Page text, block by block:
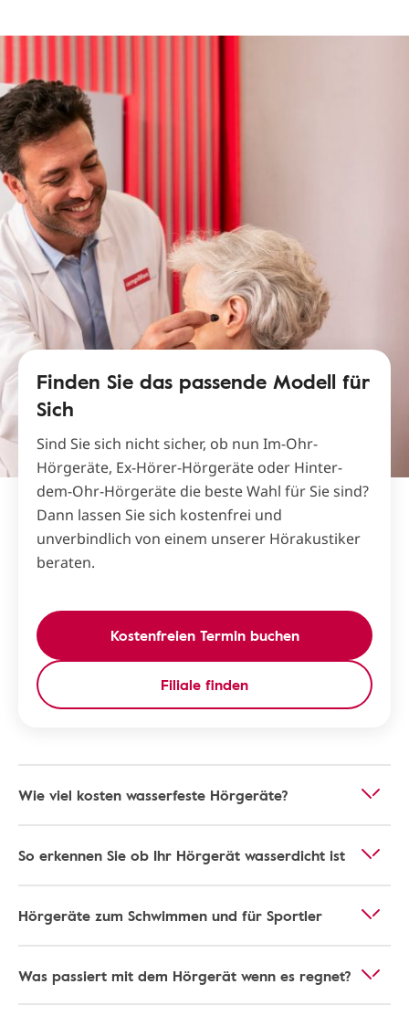
Finden Sie das passende Modell für
Sich
Sind Sie sich nicht sicher, ob nun Im-Ohr-
Hörgeräte, Ex-Hörer-Hörgeräte oder Hinter-
dem-Ohr-Hörgeräte die beste Wahl für Sie sind?
Dann lassen Sie sich kostenfrei und
unverbindlich von einem unserer Hörakustiker
beraten.
Kostenfreien Termin buchen
Filiale finden
Wie viel kosten wasserfeste Hörgeräte?
So erkennen Sie ob Ihr Hörgerät wasserdicht ist
Hörgeräte zum Schwimmen und für Sportler
Was passiert mit dem Hörgerät wenn es regnet?